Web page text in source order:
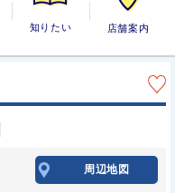
知りたい 店舗案内
周辺地図